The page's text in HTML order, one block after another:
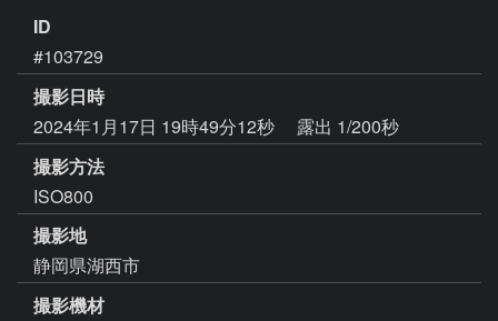
ID
#103729
撮影日時
2024年1月17日 19時49分12秒
露出 1/200秒
撮影方法
ISO800
撮影地
静岡県湖西市
撮影機材